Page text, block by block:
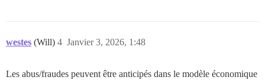
westes (Will) Janvier 3, 2026, 1:48
4
Les abus/fraudes peuvent être anticipés dans le modèle économique